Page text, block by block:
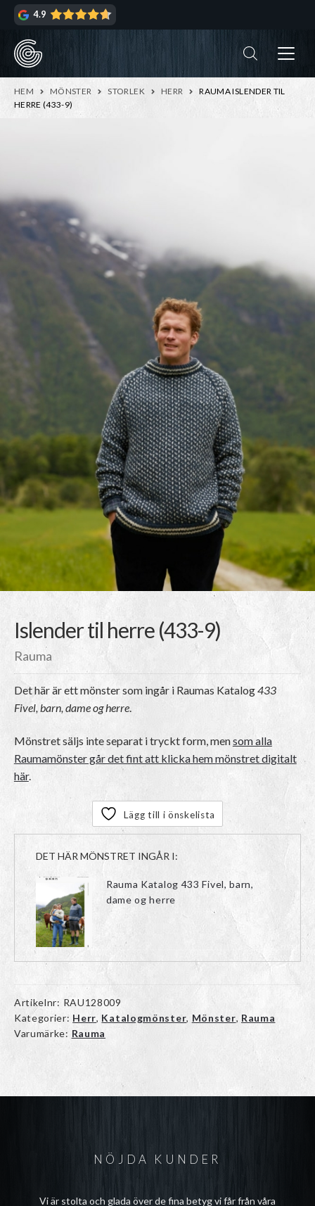
Hoppa
navigering
Hoppa
innehåll
4.9
HEM MÖNSTER STORLEK HERR
RAUMA ISLENDER TIL
HERRE (433-9)
Islender til herre (433-9)
Rauma
Det här är ett mönster som ingår i Raumas Katalog433
Fivel, barn, dame og herre.
Mönstret säljs inte separat i tryckt form, mensom alla
Raumamönster går det fint att klicka hem mönstret digitalt
här.
Lägg till i önskelista
DET HÄR MÖNSTRET INGÅR I:
Rauma Katalog 433 Fivel, barn,
dame og herre
Artikelnr: RAU128009
Kategorier: Herr, Katalogmönster, Mönster, Rauma
Varumärke: Rauma
NÖJDA KUNDER
Vi är stolta och glada över de fina betyg vi får från våra